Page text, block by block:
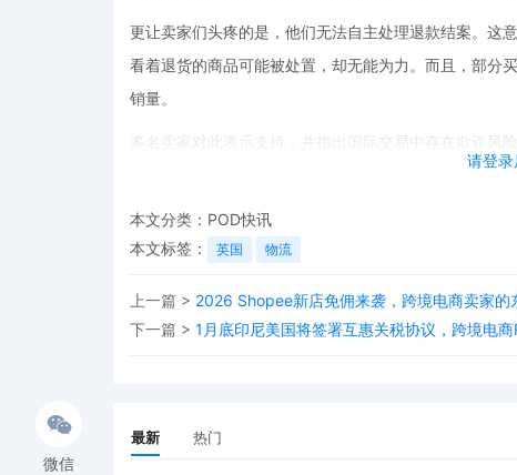
请登
更让卖家们头疼的是，他们无法自主处理退款结案。这
看着退货的商品可能被处置，却无能为力。而且，部分
销量。
多名卖家对此表示支持，并指出国际交易中存在欺诈风
为eBay在制定和执行国际运输退货机制时，没有充分考
对于跨境卖家来说，了解POD资源网站提供的各类信息
跨境最新动态，才能更好地应对各种挑战。此次eBay卖
微信
本文分类： POD快讯
本文标签：
英国 物流
上一篇 > 2026 Shopee新店免佣来袭，跨境电商卖家的
下一篇 > 1月底印尼美国将签署互惠关税协议，跨境电商
最新 热门